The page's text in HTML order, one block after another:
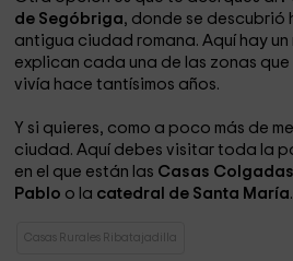
de Segóbriga, donde se descubrió
antigua ciudad romana. Aquí hay
explican cada una de las zonas
vivía hace tantísimos años.
Y si quieres, como a poco más de
ciudad. Aquí debes visitar toda la
en el que están las Casas Colgadas
Pablo o la catedral de Santa María.
Casas Rurales Ribatajadilla